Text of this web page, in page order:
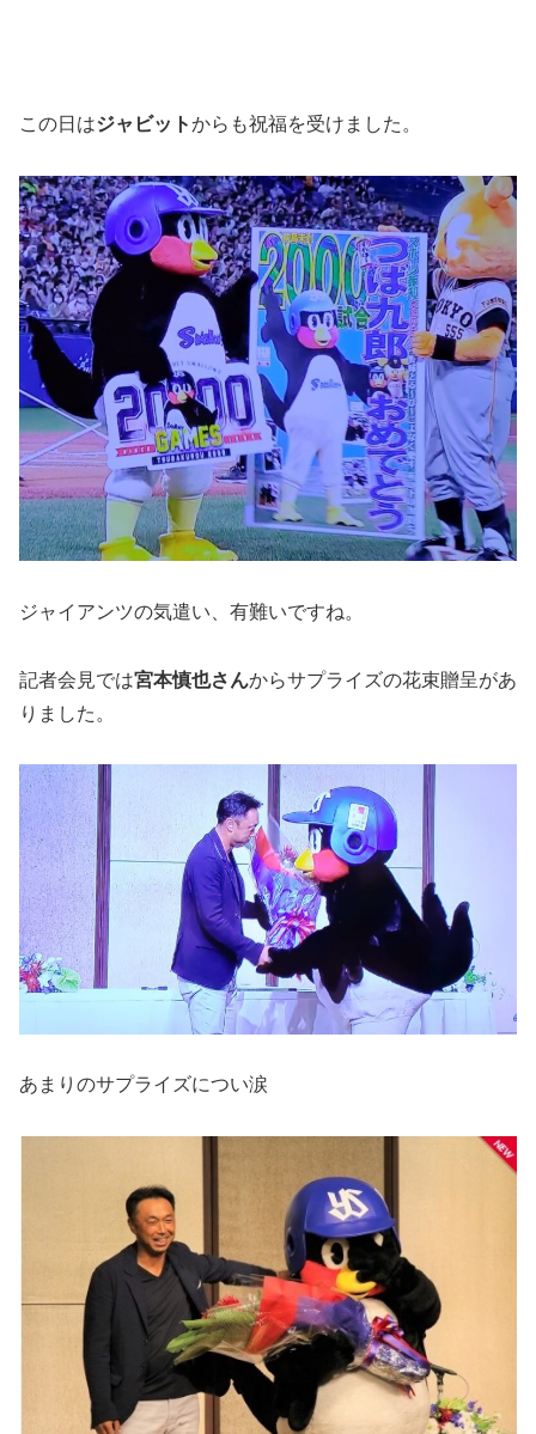
この日はジャビットからも祝福を受けました。
ジャイアンツの気遣い、有難いですね。
記者会見では宮本慎也さんからサプライズの花束贈呈があ
りました。
あまりのサプライズについ涙